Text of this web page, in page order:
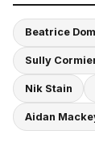
Beatrice
Sully
Nik Stain
Aidan